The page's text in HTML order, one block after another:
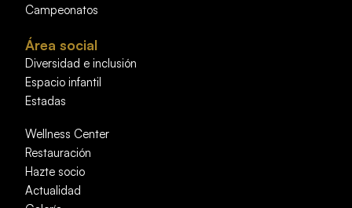
Campeonatos
Área social
Diversidad e inclusión
Espacio infantil
Estadas
Wellness Center
Restauración
Hazte socio
Actualidad